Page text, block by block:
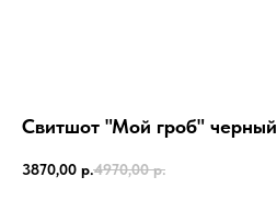
Свитшот "Мой гроб" черный
3870,00 р.4970,00 р.